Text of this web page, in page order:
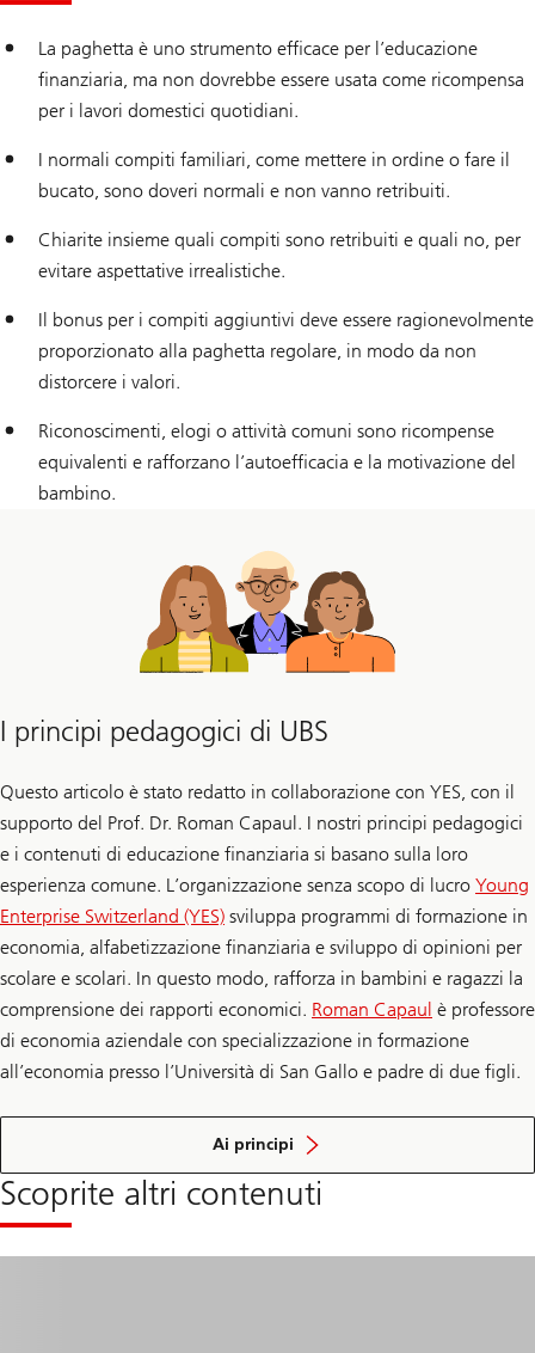
La paghetta è uno strumento efficace per l’educazione
finanziaria, ma non dovrebbe essere usata come ricompensa
per i lavori domestici quotidiani.
I normali compiti familiari, come mettere in ordine o fare il
bucato, sono doveri normali e non vanno retribuiti.
Chiarite insieme quali compiti sono retribuiti e quali no, per
evitare aspettative irrealistiche.
Il bonus per i compiti aggiuntivi deve essere ragionevolmente
proporzionato alla paghetta regolare, in modo da non
distorcere i valori.
Riconoscimenti, elogi o attività comuni sono ricompense
equivalenti e rafforzano l’autoefficacia e la motivazione del
bambino.
I principi pedagogici di UBS
Questo articolo è stato redatto in collaborazione con YES, con il
supporto del Prof. Dr. Roman Capaul. I nostri principi pedagogici
e i contenuti di educazione finanziaria si basano sulla loro
esperienza comune. L’organizzazione senza scopo di lucro Young
Enterprise Switzerland (YES) sviluppa programmi di formazione in
economia, alfabetizzazione finanziaria e sviluppo di opinioni per
scolare e scolari. In questo modo, rafforza in bambini e ragazzi la
comprensione dei rapporti economici. Roman Capaul è professore
di economia aziendale con specializzazione in formazione
all’economia presso l’Università di San Gallo e padre di due figli.
Ai principi
dell'
Scoprite altri contenuti